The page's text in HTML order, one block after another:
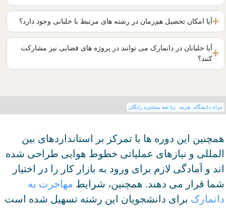
آیا امکان تحصیل هم‌زمان در رشته‌ های مرتبط با خلبانی وجود دارد؟
آیا خلبانان در دانمارک می ‌توانند در پروژه‌ های فضایی نیز مشارکت
کنند؟
مراحلدانشگاه هاهزینه هازبانشغلمشاوره رایگان
همچنین این دوره ها با تمرکز بر استانداردهای بین
المللی و نیازهای عملیاتی خطوط هوایی طراحی شده
اند و آمادگی لازم برای ورود به بازار کار را در اختیار
شما قرار می دهند. همچنین، شرایط مهاجرت به
دانمارک برای دانشجویان این رشته تسهیل شده است